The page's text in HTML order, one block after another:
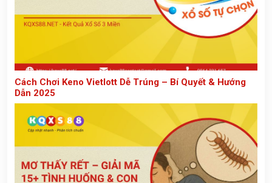
Cách Chơi Keno Vietlott Dễ Trúng – Bí Quyết & Hướng
Dẫn 2025